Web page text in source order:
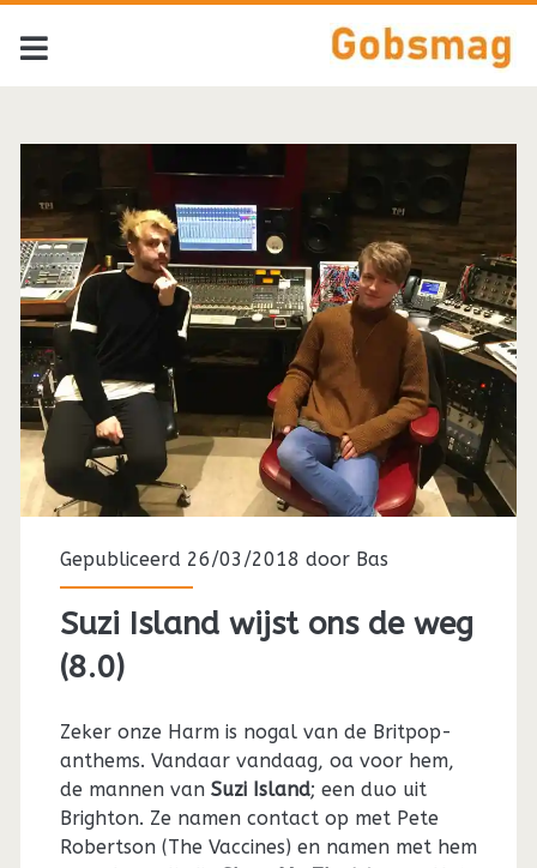
Tag:
<span>Suzi
Island</span>
Gepubliceerd 26/03/2018 door Bas
Suzi Island wijst ons de weg
(8.0)
Zeker onze Harm is nogal van de Britpop-
anthems. Vandaar vandaag, oa voor hem,
de mannen van Suzi Island; een duo uit
Brighton. Ze namen contact op met Pete
Robertson (The Vaccines) en namen met hem